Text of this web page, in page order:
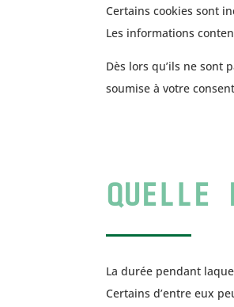
Certains cookies sont
Les informations
Dès lors qu’ils ne sont
soumise à votre
La durée pendant
Certains d’entre eux